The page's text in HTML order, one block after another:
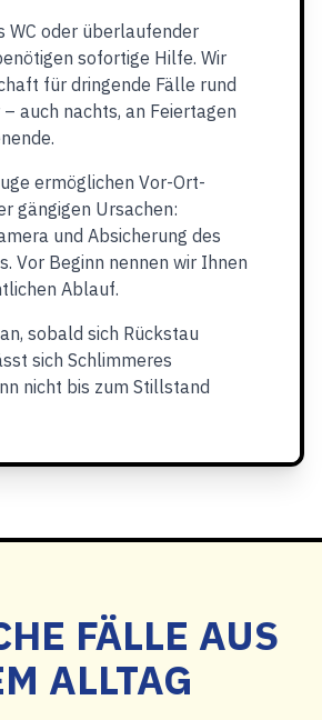
WC oder überlaufender
sofortige Hilfe. Wir
für dringende Fälle rund
auch nachts, an Feiertagen
ermöglichen Vor-Ort-
gängigen Ursachen:
und Absicherung des
Vor Beginn nennen wir Ihnen
Ablauf.
sobald sich Rückstau
sich Schlimmeres
nicht bis zum Stillstand
FÄLLE AUS
ALLTAG